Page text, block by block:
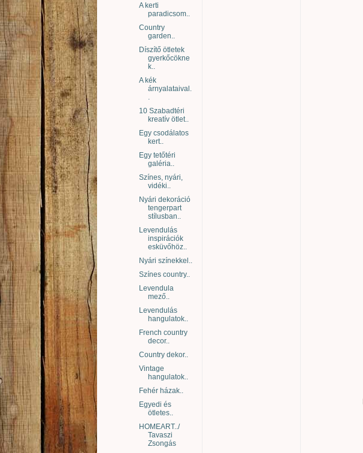
A kerti
paradicsom..
Country
garden..
Díszítő ötletek
gyerkőcökne
k..
A kék
árnyalataival.
10 Szabadtéri
kreatív ötlet..
Egy csodálatos
kert..
Egy tetőtéri
galéria..
Színes, nyári,
vidéki..
Nyári dekoráció
tengerpart
stílusban..
Levendulás
inspirációk
esküvőhöz..
Nyári színekkel..
Színes country..
Levendula
mező..
Levendulás
hangulatok..
French country
decor..
Country dekor..
Vintage
hangulatok..
Fehér házak..
Egyedi és
ötletes..
HOMEART../
Tavaszi
Zsongás